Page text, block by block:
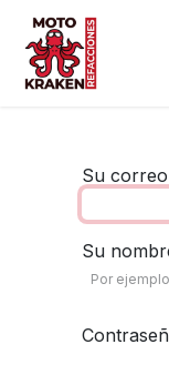
Ir al contenido
Su
Su